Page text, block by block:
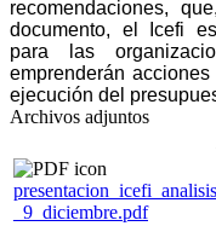
recomendaciones,
documento, el Icefi
para las
emprenderán
ejecución del
Archivos adjuntos
_9_diciembre.pdf